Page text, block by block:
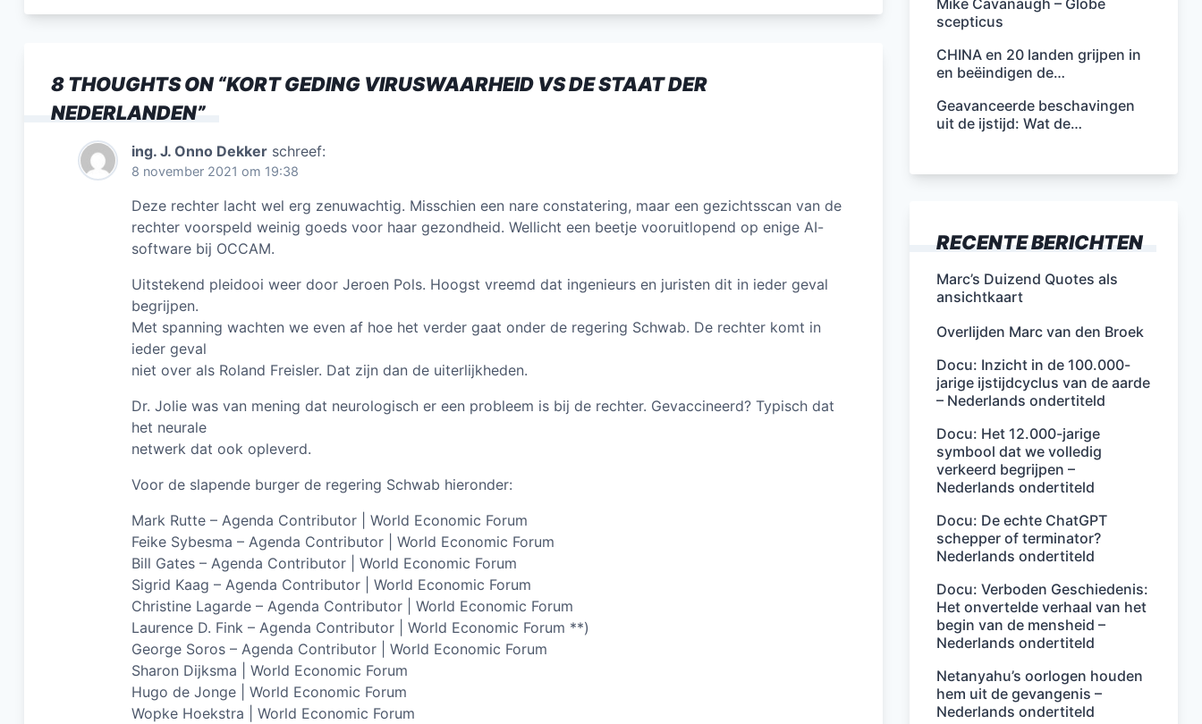
c
b
o
itt ai k
dI
n
at
A
p
e
8 THOUGHTS ON “KORT GEDING VIRUSWAARHEID VS DE STAAT DER
NEDERLANDEN”
ing. J. Onno Dekker schreef:
8 november 2021 om 19:38
Deze rechter lacht wel erg zenuwachtig. Misschien een nare constatering, maar een gezichtsscan van de
rechter voorspeld weinig goeds voor haar gezondheid. Wellicht een beetje vooruitlopend op enige AI-
software bij OCCAM.
Uitstekend pleidooi weer door Jeroen Pols. Hoogst vreemd dat ingenieurs en juristen dit in ieder geval
begrijpen.
Met spanning wachten we even af hoe het verder gaat onder de regering Schwab. De rechter komt in
ieder geval
niet over als Roland Freisler. Dat zijn dan de uiterlijkheden.
Dr. Jolie was van mening dat neurologisch er een probleem is bij de rechter. Gevaccineerd? Typisch dat
het neurale
netwerk dat ook opleverd.
Voor de slapende burger de regering Schwab hieronder:
Mark Rutte – Agenda Contributor | World Economic Forum
Feike Sybesma – Agenda Contributor | World Economic Forum
Bill Gates – Agenda Contributor | World Economic Forum
Sigrid Kaag – Agenda Contributor | World Economic Forum
Christine Lagarde – Agenda Contributor | World Economic Forum
Laurence D. Fink – Agenda Contributor | World Economic Forum **)
George Soros – Agenda Contributor | World Economic Forum
Sharon Dijksma | World Economic Forum
Hugo de Jonge | World Economic Forum
Wopke Hoekstra | World Economic Forum
Mike Cavanaugh – Globe
scepticus
CHINA en 20 landen grijpen in
en beëindigen de…
Geavanceerde beschavingen
uit de ijstijd: Wat de…
RECENTE BERICHTEN
Marc’s Duizend Quotes als
ansichtkaart
Overlijden Marc van den Broek
Docu: Inzicht in de 100.000-
jarige ijstijdcyclus van de aarde
– Nederlands ondertiteld
Docu: Het 12.000-jarige
symbool dat we volledig
verkeerd begrijpen –
Nederlands ondertiteld
Docu: De echte ChatGPT
schepper of terminator?
Nederlands ondertiteld
Docu: Verboden Geschiedenis:
Het onvertelde verhaal van het
begin van de mensheid –
Nederlands ondertiteld
Netanyahu’s oorlogen houden
hem uit de gevangenis –
Nederlands ondertiteld